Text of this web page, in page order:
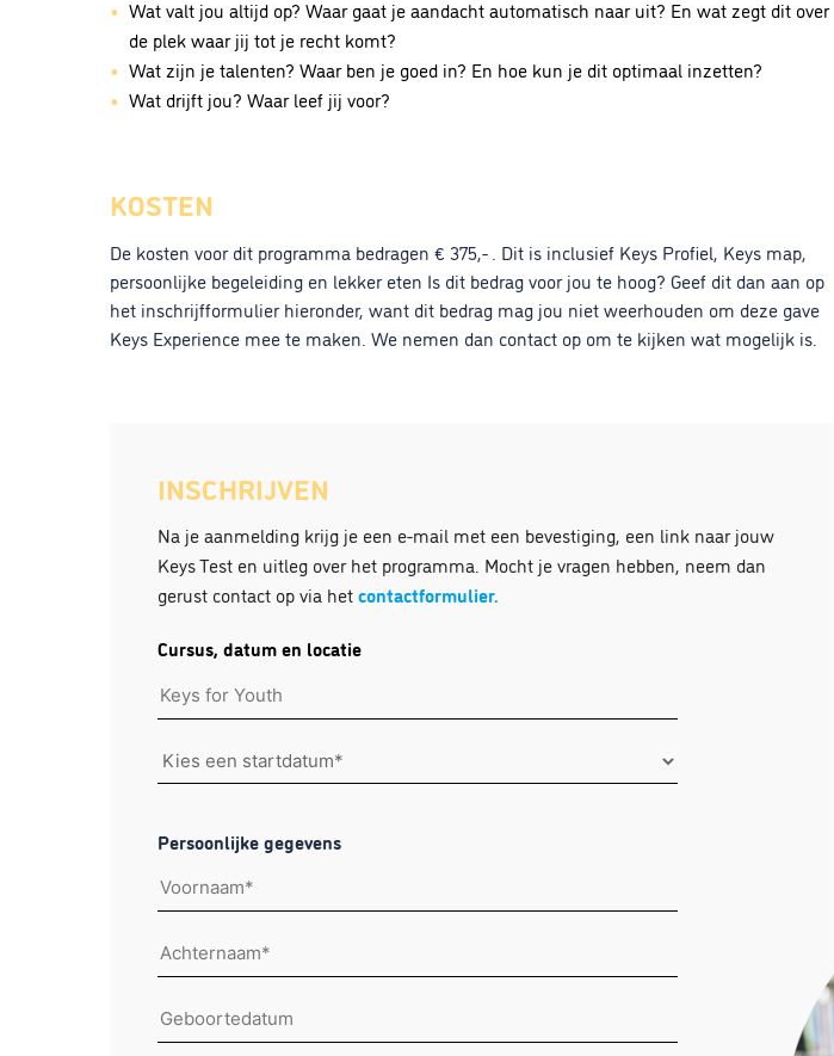
Wat valt jou altijd op? Waar gaat je aandacht automatisch naar uit? En wat zegt dit over
de plek waar jij tot je recht komt?
Wat zijn je talenten? Waar ben je goed in? En hoe kun je dit optimaal inzetten?
Wat drijft jou? Waar leef jij voor?
KOSTEN
De kosten voor dit programma bedragen € 375,- . Dit is inclusief Keys Profiel, Keys map,
persoonlijke begeleiding en lekker eten Is dit bedrag voor jou te hoog? Geef dit dan aan op
het inschrijfformulier hieronder, want dit bedrag mag jou niet weerhouden om deze gave
Keys Experience mee te maken. We nemen dan contact op om te kijken wat mogelijk is.
INSCHRIJVEN
Na je aanmelding krijg je een e-mail met een bevestiging, een link naar jouw
Keys Test en uitleg over het programma. Mocht je vragen hebben, neem dan
gerust contact op via hetcontactformulier.
Cursus, datum en locatie
Kies
een
Persoonlijke gegevens
Voornaam
Achternaam
Geboortedatum